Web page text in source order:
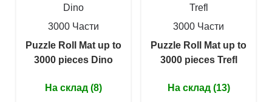
Dino
3000 Части
Puzzle Roll Mat up to
3000 pieces Dino
На склад (8)
Trefl
3000 Части
Puzzle Roll Mat up to
3000 pieces Trefl
На склад (13)